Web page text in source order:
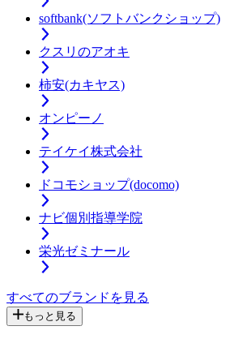
softbank(ソフトバンクショップ)
クスリのアオキ
柿安(カキヤス)
オンピーノ
テイケイ株式会社
ドコモショップ(docomo)
ナビ個別指導学院
栄光ゼミナール
すべてのブランドを見る
もっと見る